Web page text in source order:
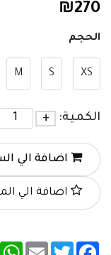
₪270
الحجم
XS
S
M
الكمية: +
اضافة الي
اضافة الي
Facebook
Twitter
Email